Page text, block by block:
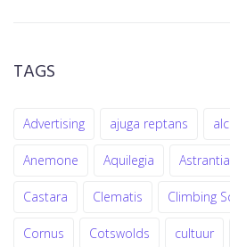
TAGS
Advertising ajuga reptans
Anemone Aquilegia Astrantia
Castara Clematis Climbing
Cornus Cotswolds cultuur